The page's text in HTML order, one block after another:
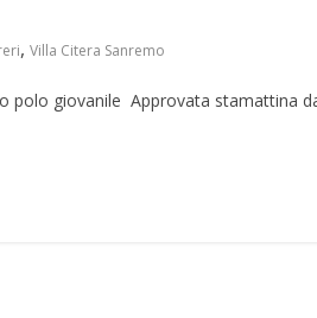
, Villa Citera Sanremo
polo giovanile Approvata stamattina